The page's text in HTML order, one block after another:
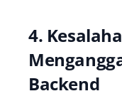
4.
Backend